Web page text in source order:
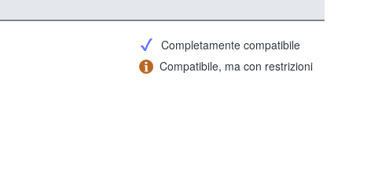
Completamente compatibile
Compatibile, ma con restrizioni